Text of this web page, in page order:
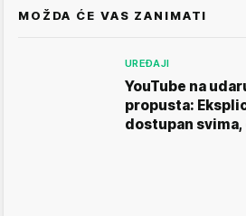
MOŽDA ĆE VAS ZANIMATI
UREĐAJI
YouTube na
propusta:
dostupan